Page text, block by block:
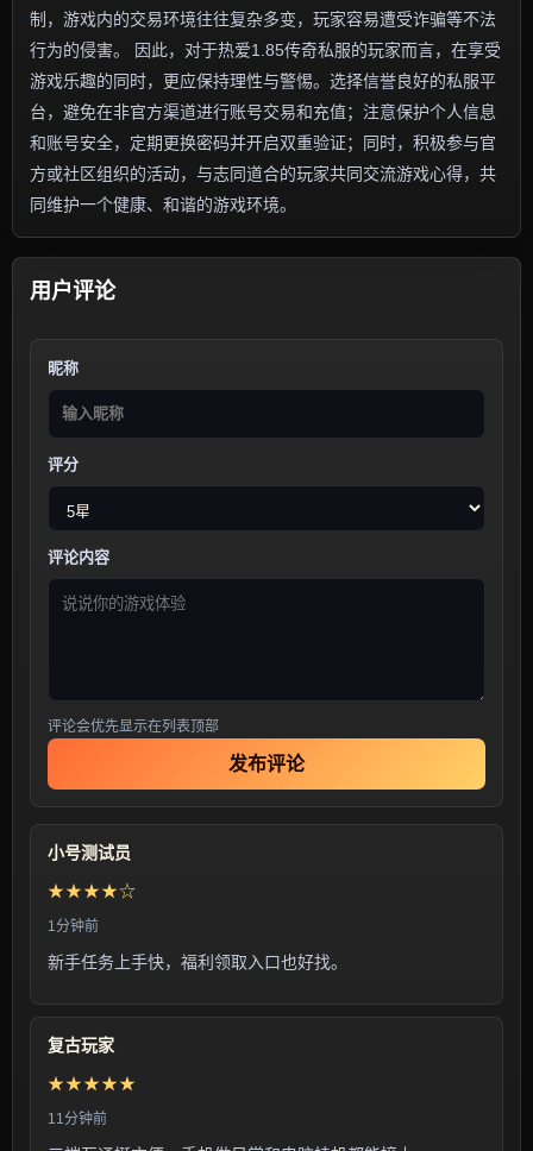
制，游戏内的交易环境往往复杂多变，玩家容易遭受诈骗等不法
行为的侵害。 因此，对于热爱1.85传奇私服的玩家而言，在享受
游戏乐趣的同时，更应保持理性与警惕。选择信誉良好的私服平
台，避免在非官方渠道进行账号交易和充值；注意保护个人信息
和账号安全，定期更换密码并开启双重验证；同时，积极参与官
方或社区组织的活动，与志同道合的玩家共同交流游戏心得，共
同维护一个健康、和谐的游戏环境。
用户评论
昵称
评分
评论内容
评论会优先显示在列表顶部
发布评论
小号测试员
★★★★☆
1分钟前
新手任务上手快，福利领取入口也好找。
复古玩家
★★★★★
11分钟前